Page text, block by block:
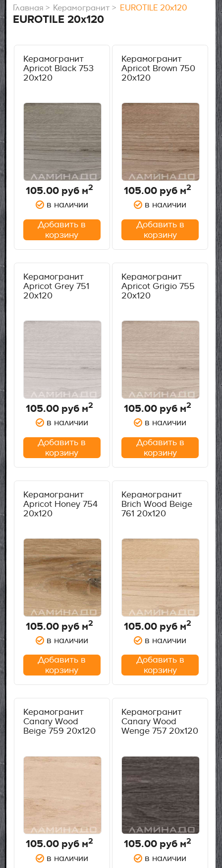
Главная Керамогранит EUROTILE 20х120
EUROTILE 20х120
Керамогранит
Apricot Black 753
20х120
105.00руб м2
в наличии
Добавить в
корзину
Керамогранит
Apricot Brown 750
20x120
105.00 руб м2
в наличии
Добавить в
корзину
Керамогранит
Apricot Grey 751
20х120
105.00руб м2
в наличии
Добавить в
корзину
Керамогранит
Apricot Grigio 755
20х120
105.00 руб м2
в наличии
Добавить в
корзину
Керамогранит
Apricot Honey 754
20х120
105.00руб м2
в наличии
Добавить в
корзину
Керамогранит
Brich Wood Beige
761 20х120
105.00 руб м2
в наличии
Добавить в
корзину
Керамогранит
Canary Wood
Beige 759 20х120
105.00руб м2
в наличии
Керамогранит
Canary Wood
Wenge 757 20х120
105.00 руб м2
в наличии